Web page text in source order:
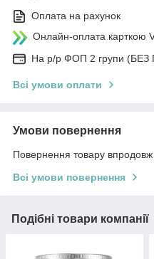
Оплата на рахунок
Онлайн-оплата карткою
На р/р ФОП 2 групи (БЕЗ
Всі умови оплати
Умови повернення
Повернення товару впродовж
Всі умови повернення
Подібні товари компанії